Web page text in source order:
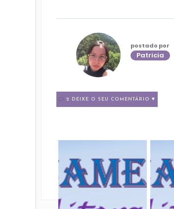
postado por
Patricia
2 DEIXE O SEU COMENTÁRIO ♥